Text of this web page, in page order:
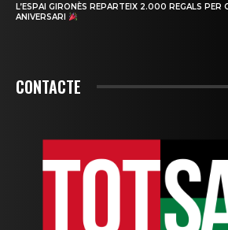
L’ESPAI GIRONÈS REPARTEIX 2.000 REGALS PER
ANIVERSARI
CONTACTE